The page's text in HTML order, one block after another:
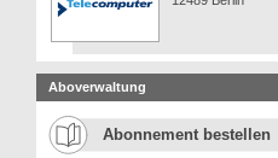
Aboverwaltung
Abonnement bestellen